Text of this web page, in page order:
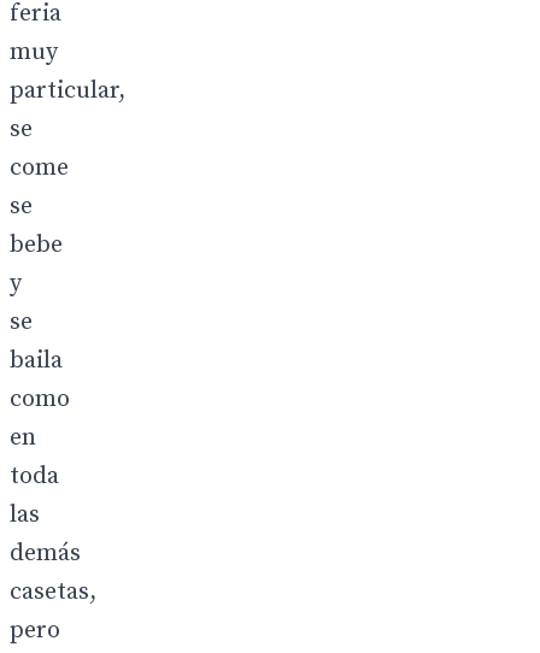
feria
muy
particular,
se
come
se
bebe
y
se
baila
como
en
toda
las
demás
casetas,
pero